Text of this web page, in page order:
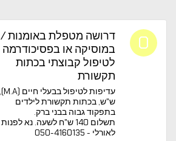
דרושה מטפלת באומנות /
במוסיקה או בפסיכודרמה
לטיפול קבוצתי בכתות
תקשורת
ש"ש, בכתות תקשורת לילדים
בתפקוד גבוה בבני ברק.
תשלום 140 ש"ח לשעה. נא לפנות
לאורלי - 050-4160135